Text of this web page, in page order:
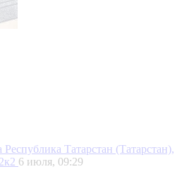
Республика Татарстан (Татарстан),
6 июля, 09:29